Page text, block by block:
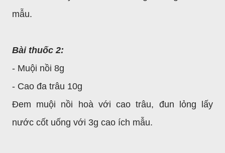
mẫu.
Bài thuốc 2:
- Muội nồi 8g
- Cao đa trâu 10g
Đem muội nồi hoà với cao trâu, đun lỏng lấy
nước cốt uống với 3g cao ích mẫu.